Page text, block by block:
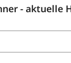
- aktuelle